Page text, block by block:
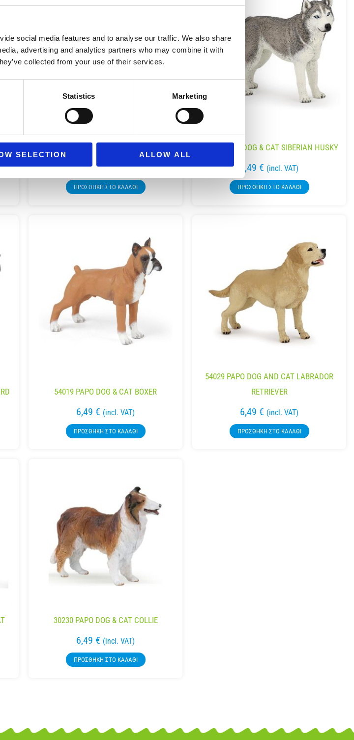
social media features and to analyse our traffic. We also share
advertising and analytics partners who may combine it with
collected from your use of their services.
Statistics Marketing
SELECTION ALLOW ALL
54039 PAPO DOG & CAT GERMAN
6,49 € (incl. VAT)
ΠΡΟΣΘΉΚΗ ΣΤΟ ΚΑΛΆΘΙ
54035 PAPO DOG & CAT SIBERIAN HUSKY
6,49 € (incl. VAT)
ΠΡΟΣΘΉΚΗ ΣΤΟ ΚΑΛΆΘΙ
54019 PAPO DOG & CAT BOXER
6,49 € (incl. VAT)
ΠΡΟΣΘΉΚΗ ΣΤΟ ΚΑΛΆΘΙ
54029 PAPO DOG AND CAT LABRADOR
RETRIEVER
6,49 € (incl. VAT)
ΠΡΟΣΘΉΚΗ ΣΤΟ ΚΑΛΆΘΙ
30230 PAPO DOG & CAT COLLIE
6,49 € (incl. VAT)
ΠΡΟΣΘΉΚΗ ΣΤΟ ΚΑΛΆΘΙ